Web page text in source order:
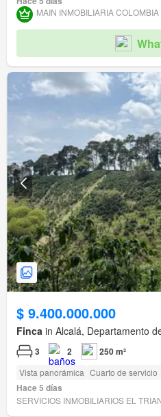
MAIN INMOBILIARIA
$ 9.400.000.000
Finca in Alcalá, Departamento
3 2 250 m²
Vista panorámica Cuarto de servicio
Hace 5 días
SERVICIOS INMOBILIARIOS EL